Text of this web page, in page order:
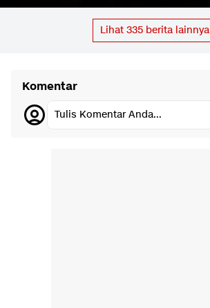
Lihat 335 berita lainnya
Komentar
Tulis Komentar Anda...